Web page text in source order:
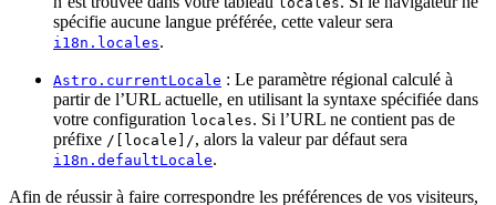
spécifie aucune langue préférée, cette valeur sera
i18n.locales.
Astro.currentLocale : Le paramètre régional calculé à
partir de l’URL actuelle, en utilisant la syntaxe spécifiée dans
votre configuration locales. Si l’URL ne contient pas de
préfixe /[locale]/, alors la valeur par défaut sera
i18n.defaultLocale.
Afin de réussir à faire correspondre les préférences de vos visiteurs,